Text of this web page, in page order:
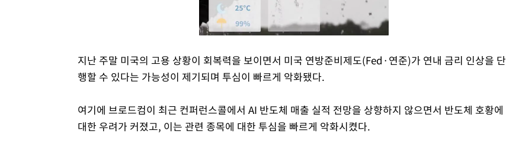
지난 주말 미국의 고용 상황이 회복력을 보이면서 미국 연방준비제도(Fed·연준)가 연내 금리 인상을 단
행할 수 있다는 가능성이 제기되며 투심이 빠르게 악화됐다.
여기에 브로드컴이 최근 컨퍼런스콜에서 AI 반도체 매출 실적 전망을 상향하지 않으면서 반도체 호황에
대한 우려가 커졌고, 이는 관련 종목에 대한 투심을 빠르게 악화시켰다.